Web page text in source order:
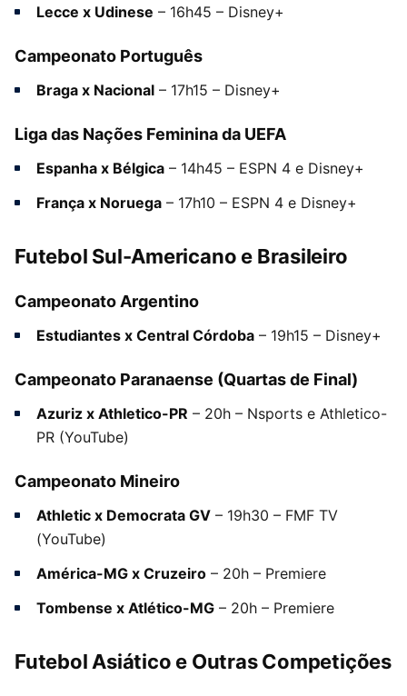
Lecce x Udinese – 16h45 – Disney+
Campeonato Português
Braga x Nacional – 17h15 – Disney+
Liga das Nações Feminina da UEFA
Espanha x Bélgica – 14h45 – ESPN 4 e Disney+
França x Noruega – 17h10 – ESPN 4 e Disney+
Futebol Sul-Americano e Brasileiro
Campeonato Argentino
Estudiantes x Central Córdoba – 19h15 – Disney+
Campeonato Paranaense (Quartas de Final)
Azuriz x Athletico-PR – 20h – Nsports e Athletico-
PR (YouTube)
Campeonato Mineiro
Athletic x Democrata GV – 19h30 – FMF TV
(YouTube)
América-MG x Cruzeiro – 20h – Premiere
Tombense x Atlético-MG – 20h – Premiere
Futebol Asiático e Outras Competições